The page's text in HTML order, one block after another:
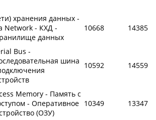
хранения данных -
Network - КХД -
данных
10668 14385
Bus -
шина 10592 14559
Memory - Память с
- Оперативное
(ОЗУ)
10349 13347